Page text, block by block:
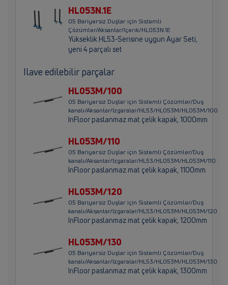
HL053N.1E
05 Bariyersiz Duşlar için Sistemli
Çözümler/Aksanlar/Içerik/HL053N.1E
Yükseklik HL53-Serisine uygun Ayar Seti,
yeni 4 parçalı set
Ilave edilebilir parçalar
HL053M/100
05 Bariyersiz Duşlar için Sistemli Çözümler/Duş
kanalı/Aksanlar/Izgaralar/HL53/HL053M/HL053M/100
InFloor paslanmaz mat çelik kapak, 1000mm
HL053M/110
05 Bariyersiz Duşlar için Sistemli Çözümler/Duş
kanalı/Aksanlar/Izgaralar/HL53/HL053M/HL053M/110
InFloor paslanmaz mat çelik kapak, 1100mm
HL053M/120
05 Bariyersiz Duşlar için Sistemli Çözümler/Duş
kanalı/Aksanlar/Izgaralar/HL53/HL053M/HL053M/120
InFloor paslanmaz mat çelik kapak, 1200mm
HL053M/130
05 Bariyersiz Duşlar için Sistemli Çözümler/Duş
kanalı/Aksanlar/Izgaralar/HL53/HL053M/HL053M/130
InFloor paslanmaz mat çelik kapak, 1300mm